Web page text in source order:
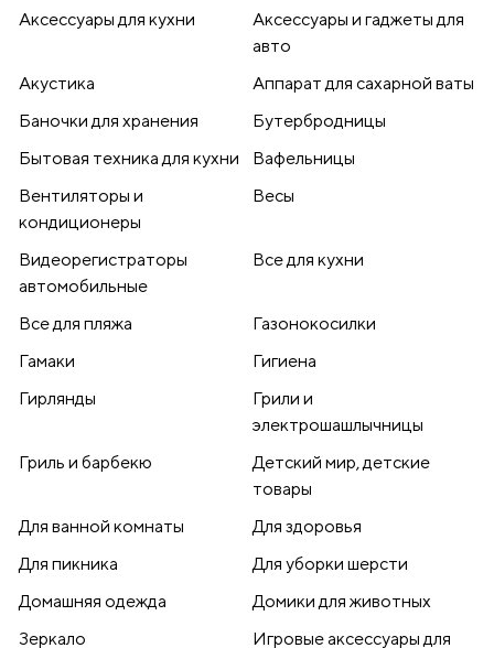
Аксессуары для кухни
Аксессуары и гаджеты для
авто
Акустика
Аппарат для сахарной ваты
Баночки для хранения
Бутербродницы
Бытовая техника для кухни
Вафельницы
Вентиляторы и
кондиционеры
Весы
Видеорегистраторы
автомобильные
Все для кухни
Все для пляжа
Газонокосилки
Гамаки
Гигиена
Гирлянды
Грили и
электрошашлычницы
Гриль и барбекю
Детский мир, детские
товары
Для ванной комнаты
Для здоровья
Для пикника
Для уборки шерсти
Домашняя одежда
Домики для животных
Зеркало
Игровые аксессуары для